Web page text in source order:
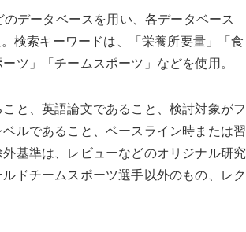
データベースを用い、各データベース
検索キーワードは、「栄養所要量」「食
ツ」「チームスポーツ」などを使用。
と、英語論文であること、検討対象がフ
ルであること、ベースライン時または習
基準は、レビューなどのオリジナル研究
ドチームスポーツ選手以外のもの、レク